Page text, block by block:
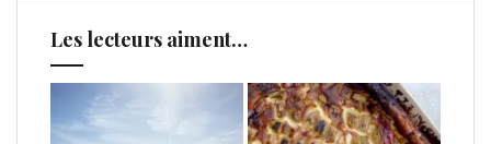
Les lecteurs aiment…